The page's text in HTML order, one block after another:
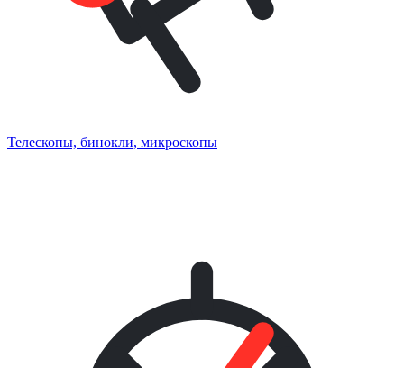
Телескопы, бинокли, микроскопы